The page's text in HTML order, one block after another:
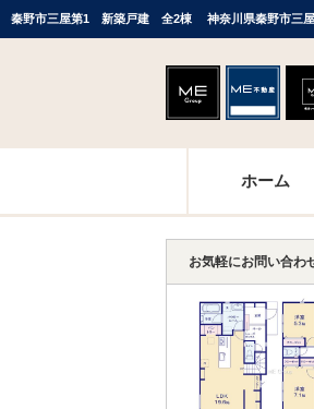
秦野市三屋第1 新築戸建 全2棟 神奈川県秦野市三屋
ホーム
お気軽にお問い合わ